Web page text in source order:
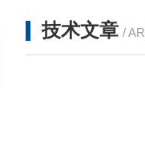
技术文章 /